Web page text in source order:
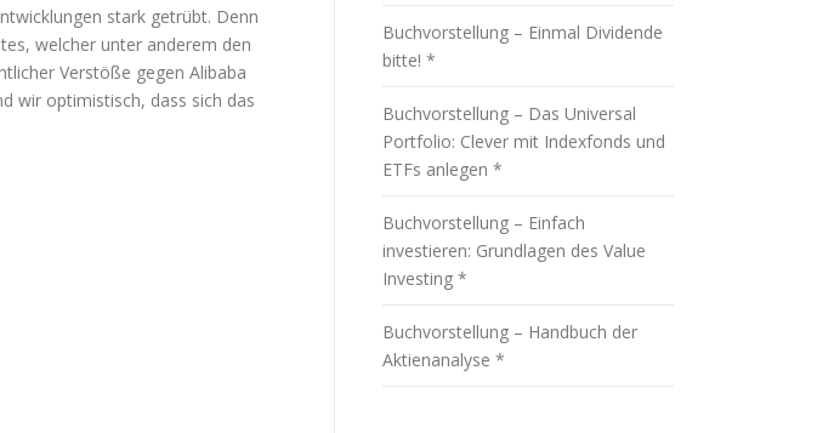
stark getrübt. Denn
welcher unter anderem den
Verstöße gegen Alibaba
wir optimistisch, dass sich das
Buchvorstellung – Einmal Dividende
bitte! *
Buchvorstellung – Das Universal
Portfolio: Clever mit Indexfonds und
ETFs anlegen *
Buchvorstellung – Einfach
investieren: Grundlagen des Value
Investing *
Buchvorstellung – Handbuch der
Aktienanalyse *